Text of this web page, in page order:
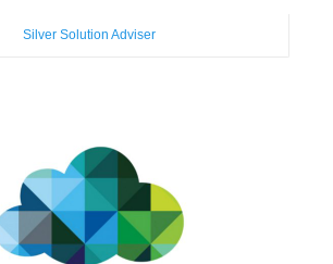
Silver Solution Adviser